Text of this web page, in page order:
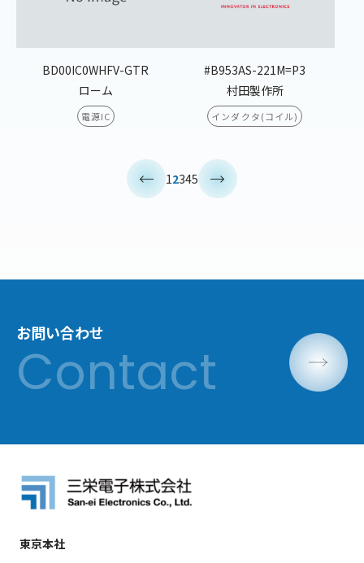
BD00IC0WHFV-GTR
ローム
電源IC
#B953AS-221M=P3
村田製作所
インダクタ(コイル)
12345
お問い合わせ
東京本社